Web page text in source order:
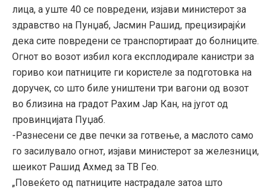
лица, а уште 40 се повредени, изјави министерот за
здравство на Пунџаб, Јасмин Рашид, прецизирајќи
дека сите повредени се транспортираат до болниците.
Огнот во возот избил кога експлодирале канистри за
гориво кои патниците ги користеле за подготовка на
доручек, со што биле уништени три вагони од возот
во близина на градот Рахим Јар Кан, на југот од
провинцијата Пуџаб.
-Разнесени се две печки за готвење, а маслото само
го засилувало огнот, изјави министерот за железници,
шеикот Рашид Ахмед за ТВ Гео.
„Повеќето од патниците настрадале затоа што